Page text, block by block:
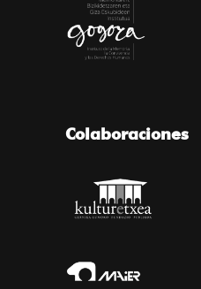
Colaboraciones